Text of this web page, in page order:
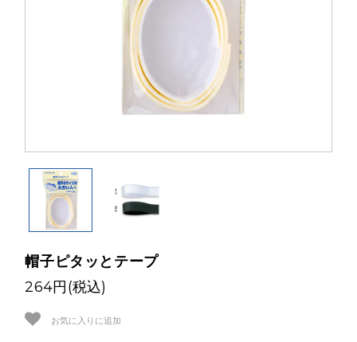
反射材
アイロン両面接着
伸び止めテープ
ワッペン
リブニット
コード
帽子ピタッとテープ
264円(税込)
お気に入りに追加